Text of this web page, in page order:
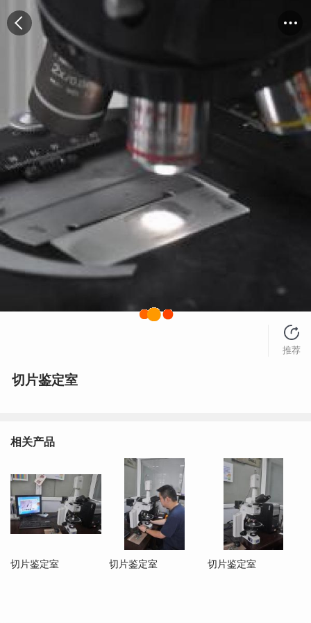
推荐
切片鉴定室
相关产品
切片鉴定室 切片鉴定室 切片鉴定室